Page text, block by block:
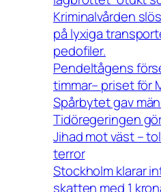
Kriminalvården
på lyxiga
pedofiler.
Pendeltågens
timmar– priset för
Spårbytet gav
Tidöregeringen
Jihad mot väst –
terror
Stockholm klarar
skatten med 1